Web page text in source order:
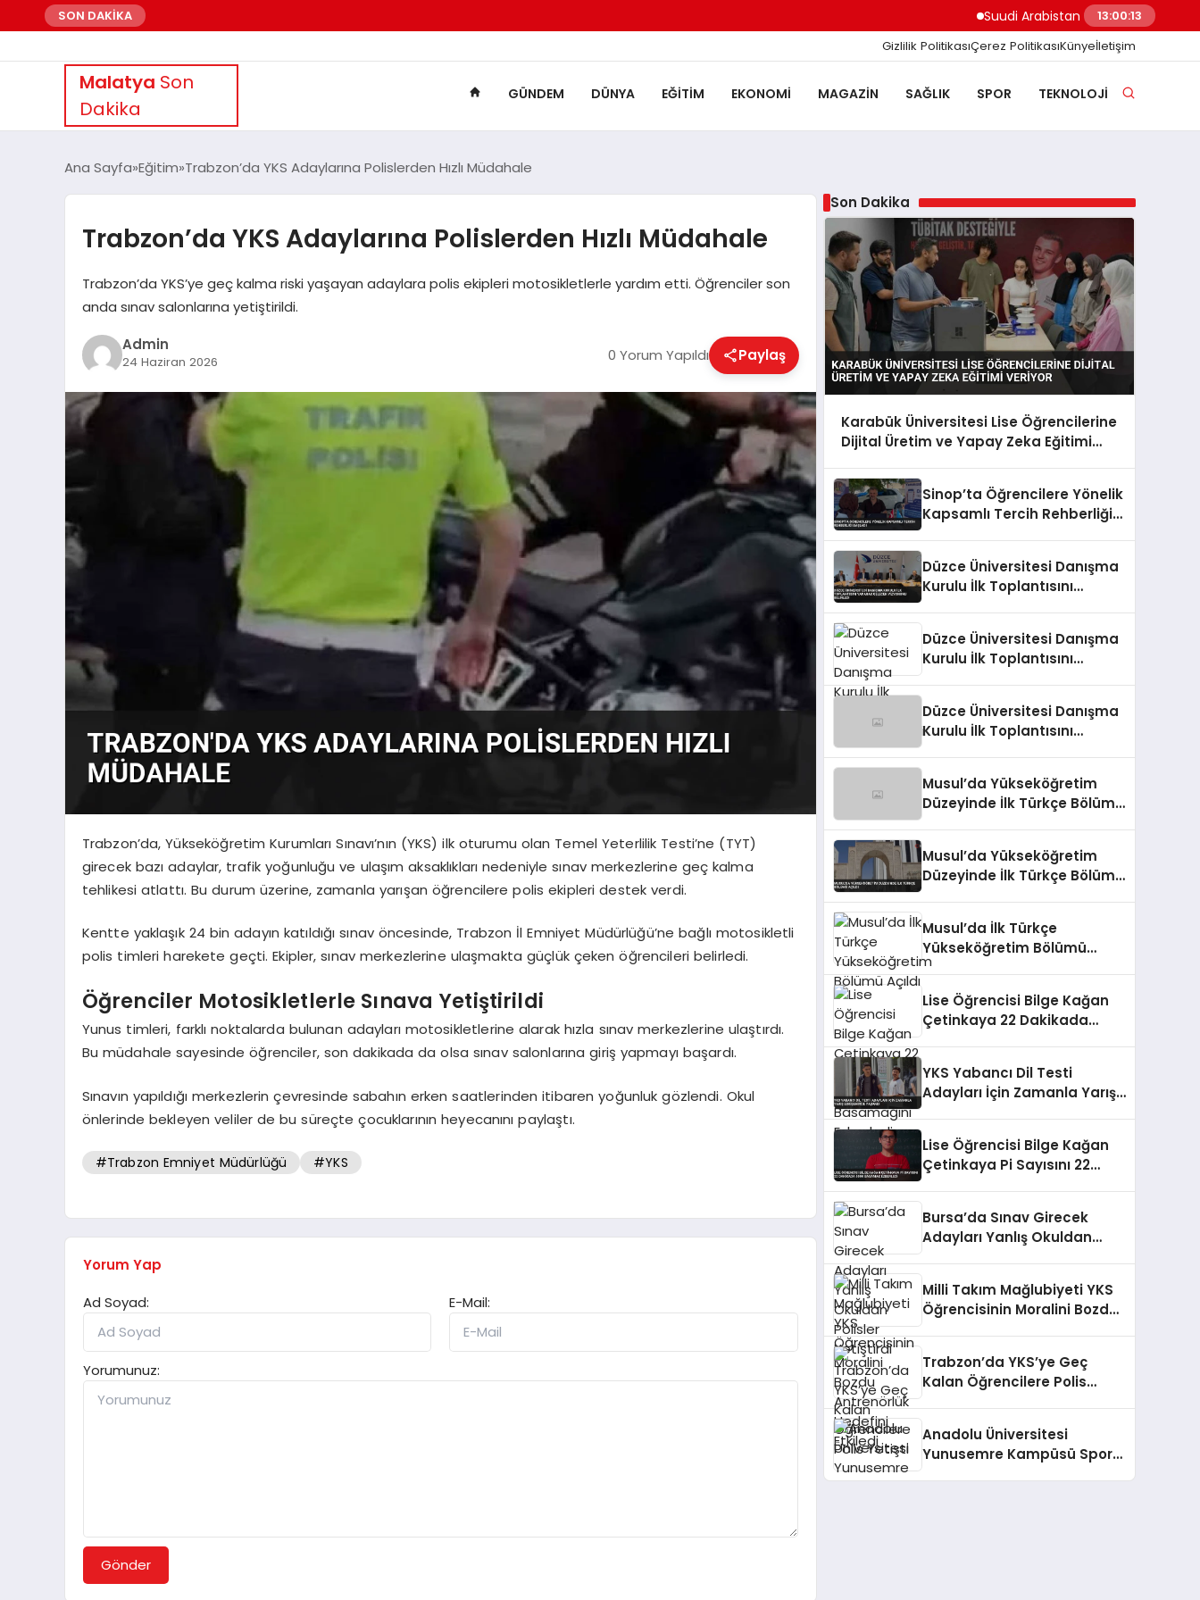
SON DAKİKA Suudi Arabistan Hudeyde Limanı’nı
13:00:14
Gizlilik PolitikasıÇerez PolitikasıKünyeİletişim
Malatya Son
Dakika
GÜNDEM DÜNYA EĞITIM EKONOMI MAGAZIN SAĞLIK SPOR TEKNOLOJI
Ana Sayfa Eğitim Trabzon’da YKS Adaylarına Polislerden Hızlı Müdahale
Trabzon’da YKS Adaylarına Polislerden Hızlı Müdahale
Trabzon’da YKS’ye geç kalma riski yaşayan adaylara polis ekipleri motosikletlerle yardım etti. Öğrenciler son
anda sınav salonlarına yetiştirildi.
Admin
24 Haziran 2026 0 Yorum Yapıldı Paylaş
Trabzon’da, Yükseköğretim Kurumları Sınavı’nın (YKS) ilk oturumu olan Temel Yeterlilik Testi’ne (TYT)
girecek bazı adaylar, trafik yoğunluğu ve ulaşım aksaklıkları nedeniyle sınav merkezlerine geç kalma
tehlikesi atlattı. Bu durum üzerine, zamanla yarışan öğrencilere polis ekipleri destek verdi.
Kentte yaklaşık 24 bin adayın katıldığı sınav öncesinde, Trabzon İl Emniyet Müdürlüğü’ne bağlı motosikletli
polis timleri harekete geçti. Ekipler, sınav merkezlerine ulaşmakta güçlük çeken öğrencileri belirledi.
Öğrenciler Motosikletlerle Sınava Yetiştirildi
Yunus timleri, farklı noktalarda bulunan adayları motosikletlerine alarak hızla sınav merkezlerine ulaştırdı.
Bu müdahale sayesinde öğrenciler, son dakikada da olsa sınav salonlarına giriş yapmayı başardı.
Sınavın yapıldığı merkezlerin çevresinde sabahın erken saatlerinden itibaren yoğunluk gözlendi. Okul
önlerinde bekleyen veliler de bu süreçte çocuklarının heyecanını paylaştı.
#Trabzon Emniyet Müdürlüğü #YKS
Yorum Yap
Ad Soyad:
E-Mail:
Yorumunuz:
Gönder
Son Dakika
Karabük Üniversitesi Lise Öğrencilerine
Dijital Üretim ve Yapay Zeka Eğitimi
Sinop’ta Öğrencilere Yönelik
Kapsamlı Tercih Rehberliği
Düzce Üniversitesi Danışma
Kurulu İlk Toplantısını
Düzce Üniversitesi Danışma
Kurulu İlk Toplantısını
Düzce Üniversitesi Danışma
Kurulu İlk Toplantısını
Musul’da Yükseköğretim
Düzeyinde İlk Türkçe Bölümü
Musul’da Yükseköğretim
Düzeyinde İlk Türkçe Bölümü
Musul’da İlk Türkçe
Yükseköğretim Bölümü
Açıldı
Lise Öğrencisi Bilge Kağan
Çetinkaya 22 Dakikada
YKS Yabancı Dil Testi
Adayları İçin Zamanla Yarış
Lise Öğrencisi Bilge Kağan
Çetinkaya Pi Sayısını 22
Bursa’da Sınav Girecek
Adayları Yanlış Okuldan
Milli Takım Mağlubiyeti YKS
Öğrencisinin Moralini Bozdu
Trabzon’da YKS’ye Geç
Kalan Öğrencilere Polis
Anadolu Üniversitesi
Yunusemre Kampüsü Spor